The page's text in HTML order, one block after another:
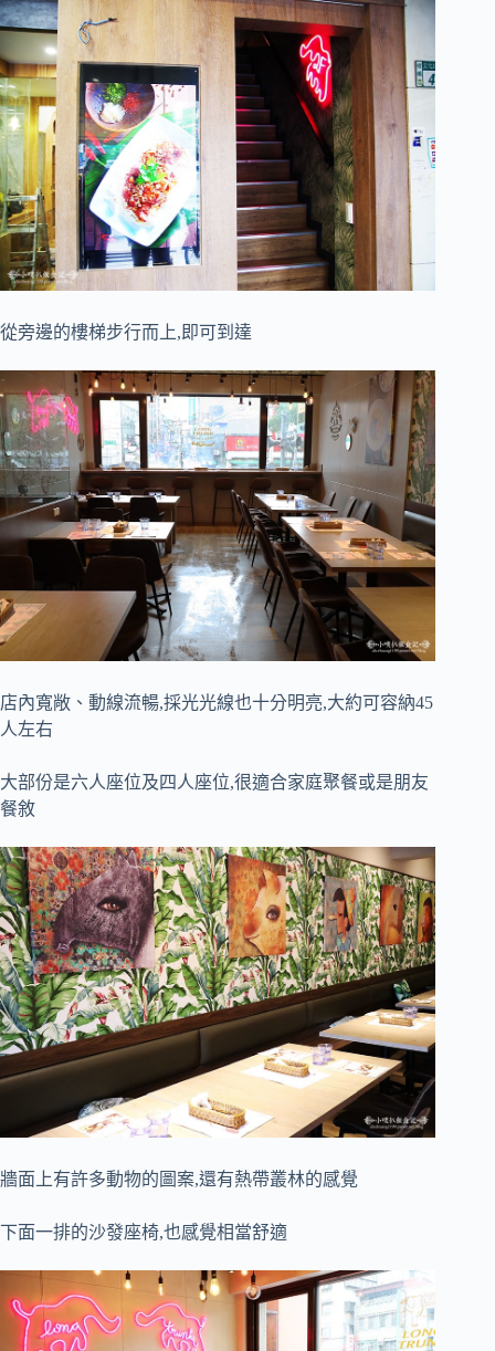
從旁邊的樓梯步行而上,即可到達
店內寬敞、動線流暢,採光光線也十分明亮,大約可容納45
人左右
大部份是六人座位及四人座位,很適合家庭聚餐或是朋友
餐敘
牆面上有許多動物的圖案,還有熱帶叢林的感覺
下面一排的沙發座椅,也感覺相當舒適